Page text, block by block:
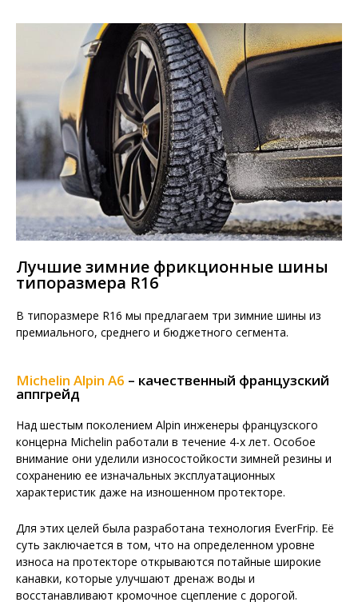
Лучшие зимние фрикционные шины
типоразмера R16
В типоразмере R16 мы предлагаем три зимние шины из
премиального, среднего и бюджетного сегмента.
Michelin Alpin A6 – качественный французский
аппгрейд
Над шестым поколением Alpin инженеры французского
концерна Michelin работали в течение 4-х лет. Особое
внимание они уделили износостойкости зимней резины и
сохранению ее изначальных эксплуатационных
характеристик даже на изношенном протекторе.
Для этих целей была разработана технология EverFrip. Её
суть заключается в том, что на определенном уровне
износа на протекторе открываются потайные широкие
канавки, которые улучшают дренаж воды и
восстанавливают кромочное сцепление с дорогой.